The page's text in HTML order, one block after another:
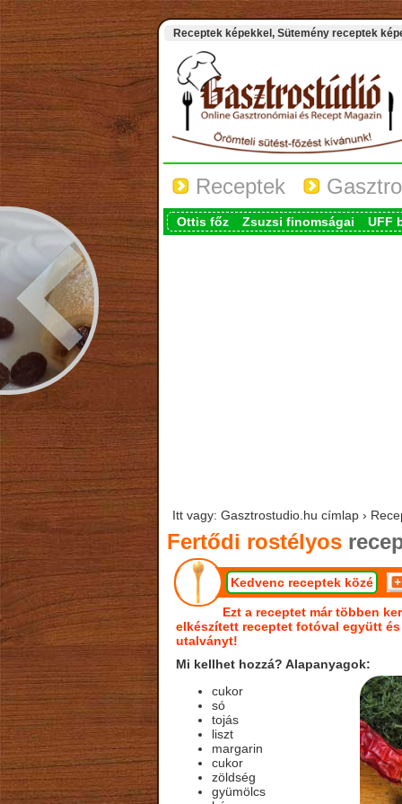
Receptek képekkel, Sütemény receptek
Receptek
Ottis főz Zsuzsi finomságai UFF
Itt vagy: Gasztrostudio.hu címlap ›
Fertődi rostélyos
Kedvenc receptek közé
Ezt a receptet már többen
elkészített receptet fotóval együtt
utalványt!
Mi kellhet hozzá? Alapanyagok:
cukor
só
tojás
liszt
margarin
cukor
zöldség
gyümölcs